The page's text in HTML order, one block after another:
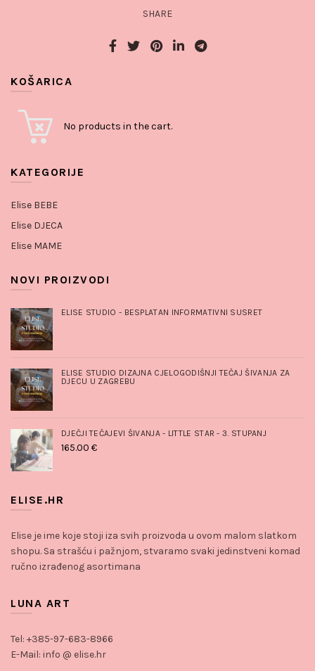
SHARE
KOŠARICA
No products in the cart.
KATEGORIJE
Elise BEBE
Elise DJECA
Elise MAME
NOVI PROIZVODI
ELISE STUDIO - BESPLATAN INFORMATIVNI SUSRET
ELISE STUDIO DIZAJNA CJELOGODIŠNJI TEČAJ ŠIVANJA ZA
DJECU U ZAGREBU
DJEČJI TEČAJEVI ŠIVANJA - LITTLE STAR - 3. STUPANJ
165.00 €
ELISE.HR
Elise je ime koje stoji iza svih proizvoda u ovom malom slatkom
shopu. Sa strašću i pažnjom, stvaramo svaki jedinstveni komad
ručno izrađenog asortimana
LUNA ART
Tel: +385-97-683-8966
E-Mail: info @ elise.hr